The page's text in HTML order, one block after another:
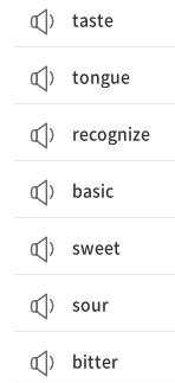
taste
tongue
recognize
basic
sweet
sour
bitter